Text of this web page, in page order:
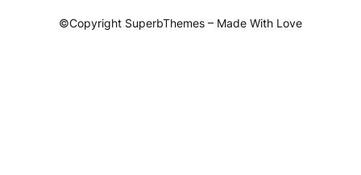
©Copyright SuperbThemes – Made With Love